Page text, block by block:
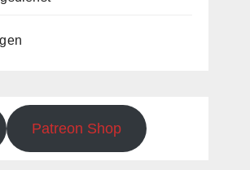
Patreon Shop